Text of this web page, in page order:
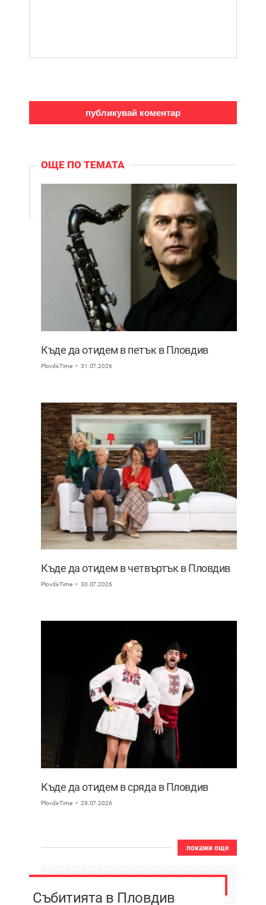
ОЩЕ ПО ТЕМАТА
Къде да отидем в петък в Пловдив
PlovdivTime 31.07.2026
Къде да отидем в четвъртък в Пловдив
PlovdivTime 30.07.2026
Къде да отидем в сряда в Пловдив
PlovdivTime 29.07.2026
покажи още
Събитията в Пловдив